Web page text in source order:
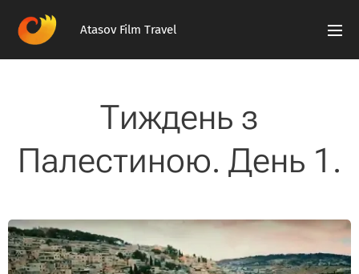
Atasov Film Travel
Тиждень з
Палестиною. День 1.